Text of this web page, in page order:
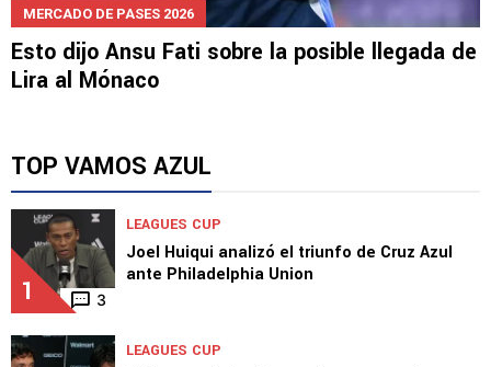
MERCADO DE PASES 2026
Esto dijo Ansu Fati sobre la posible llegada de
Lira al Mónaco
TOP VAMOS AZUL
1 3
LEAGUES CUP
Joel Huiqui analizó el triunfo de Cruz Azul
ante Philadelphia Union
LEAGUES CUP